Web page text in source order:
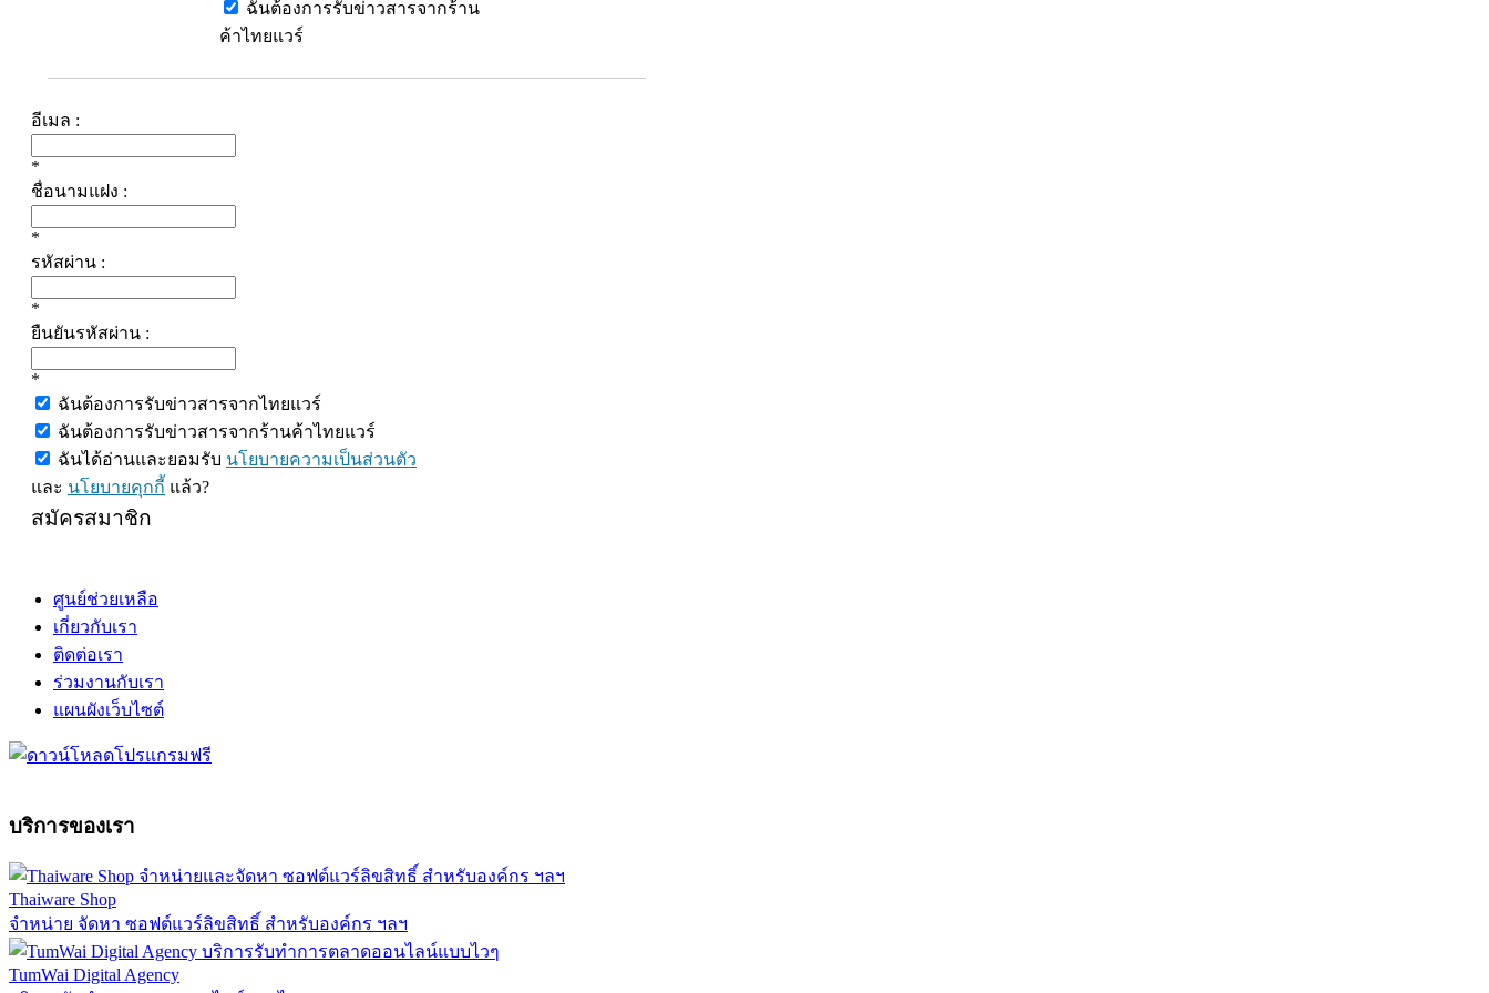
ฉันต้องการรับข่าวสารจากร้าน
ค้าไทยแวร์
อีเมล :
*
ชื่อนามแฝง :
*
รหัสผ่าน :
*
ยืนยันรหัสผ่าน :
*
ฉันต้องการรับข่าวสารจากไทยแวร์
ฉันต้องการรับข่าวสารจากร้านค้าไทยแวร์
ฉันได้อ่านและยอมรับ นโยบายความเป็นส่วนตัว
และ นโยบายคุกกี้ แล้ว?
สมัครสมาชิก
ศูนย์ช่วยเหลือ
เกี่ยวกับเรา
ติดต่อเรา
ร่วมงานกับเรา
แผนผังเว็บไซต์
บริการของเรา
Thaiware Shop
จำหน่าย จัดหา ซอฟต์แวร์ลิขสิทธิ์ สำหรับองค์กร ฯลฯ
TumWai Digital Agency